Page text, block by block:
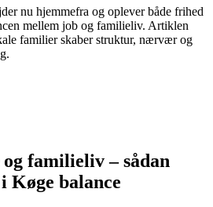
nu hjemmefra og oplever både frihed
mellem job og familieliv. Artiklen
familier skaber struktur, nærvær og
familieliv – sådan
balance